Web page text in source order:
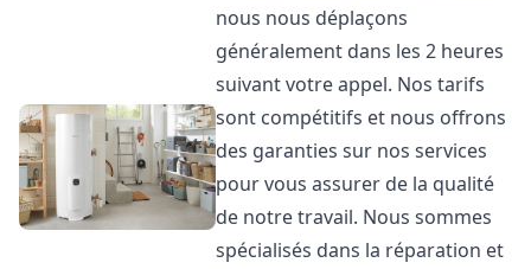
nous nous déplaçons
généralement dans les 2 heures
suivant votre appel. Nos tarifs
sont compétitifs et nous offrons
des garanties sur nos services
pour vous assurer de la qualité
de notre travail. Nous sommes
spécialisés dans la réparation et